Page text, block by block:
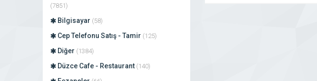
(7851)
Bilgisayar (58)
Cep Telefonu Satış - Tamir (125)
Diğer (1384)
Düzce Cafe - Restaurant (140)